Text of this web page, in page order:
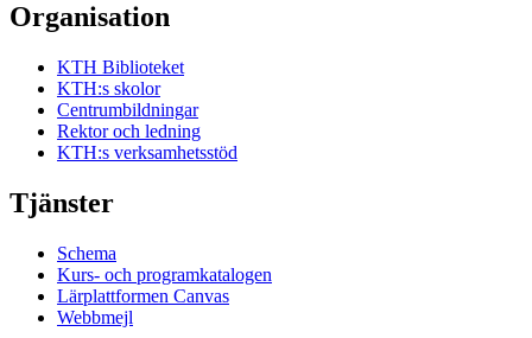
Organisation
KTH Biblioteket
KTH:s skolor
Centrumbildningar
Rektor och ledning
KTH:s verksamhetsstöd
Tjänster
Schema
Kurs- och programkatalogen
Lärplattformen Canvas
Webbmejl